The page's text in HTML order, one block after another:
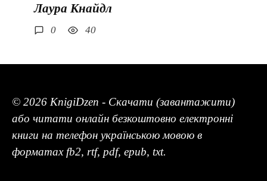
Лаура Кнайдл
0 40
© 2026 KnigiDzen - Скачати (завантажити)
або читати онлайн безкоштовно електронні
книги на телефон українською мовою в
форматах fb2, rtf, pdf, epub, txt.